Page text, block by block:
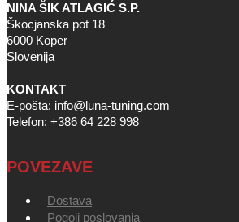
NINA ŠIK ATLAGIĆ S.P.
Škocjanska pot 18
6000 Koper
Slovenija
KONTAKT
E-pošta: info@luna-tuning.com
Telefon: +386 64 228 998
POVEZAVE
Dostava
Pogoji poslovanja